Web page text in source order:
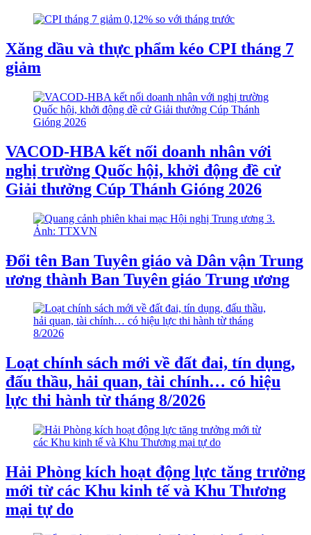
Xăng dầu và thực phẩm kéo CPI tháng 7
giảm
VACOD-HBA kết nối doanh nhân với
nghị trường Quốc hội, khởi động đề cử
Giải thưởng Cúp Thánh Gióng 2026
Đổi tên Ban Tuyên giáo và Dân vận Trung
ương thành Ban Tuyên giáo Trung ương
Loạt chính sách mới về đất đai, tín dụng,
đấu thầu, hải quan, tài chính… có hiệu
lực thi hành từ tháng 8/2026
Hải Phòng kích hoạt động lực tăng trưởng
mới từ các Khu kinh tế và Khu Thương
mại tự do